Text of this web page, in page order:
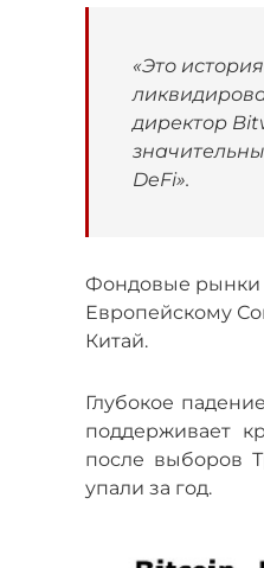
«Это
директор
DeFi».
Фондовые рынки
Европейскому
Китай.
Глубокое
поддерживает
после выборов
упали за год.